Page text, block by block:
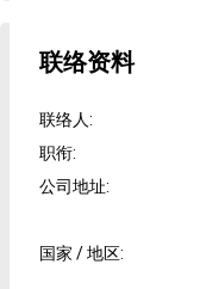
联络资料
联络人:
职衔:
公司地址:
国家 / 地区: